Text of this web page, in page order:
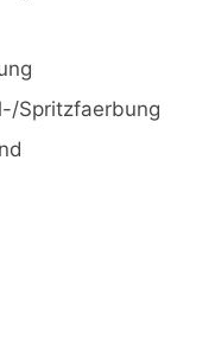
Spritzfaerbung